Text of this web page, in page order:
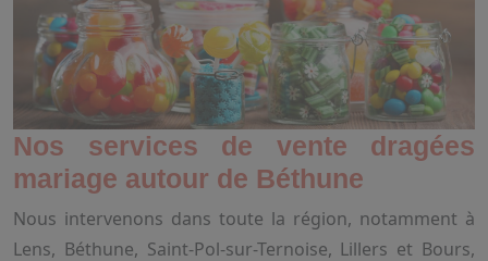
Nos services de vente dragées
mariage autour de Béthune
Nous intervenons dans toute la région, notamment à
Lens, Béthune, Saint-Pol-sur-Ternoise, Lillers et Bours,